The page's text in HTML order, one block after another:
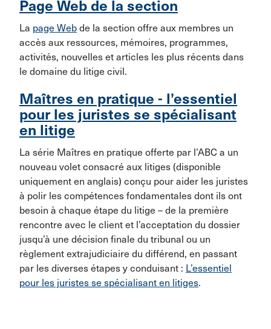
Page Web de la section
La page Web de la section offre aux membres un
accès aux ressources, mémoires, programmes,
activités, nouvelles et articles les plus récents dans
le domaine du litige civil.
Maîtres en pratique - l’essentiel
pour les juristes se spécialisant
en litige
La série Maîtres en pratique offerte par l’ABC a un
nouveau volet consacré aux litiges (disponible
uniquement en anglais) conçu pour aider les juristes
à polir les compétences fondamentales dont ils ont
besoin à chaque étape du litige – de la première
rencontre avec le client et l’acceptation du dossier
jusqu’à une décision finale du tribunal ou un
règlement extrajudiciaire du différend, en passant
par les diverses étapes y conduisant : L’essentiel
pour les juristes se spécialisant en litiges.